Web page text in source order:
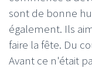
sont de bonne
également. Ils
faire la fête. Du
Avant ce n'était